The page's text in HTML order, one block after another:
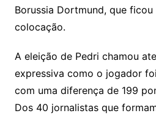
Borussia Dortmund, que ficou
colocação.
A eleição de Pedri chamou
expressiva como o jogador
com uma diferença de 199
Dos 40 jornalistas que